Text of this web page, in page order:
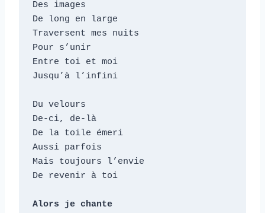
Des images
De long en large
Traversent mes nuits
Pour s’unir
Entre toi et moi
Jusqu’à l’infini
Du velours
De-ci, de-là
De la toile émeri
Aussi parfois
Mais toujours l’envie
De revenir à toi
Alors je chante